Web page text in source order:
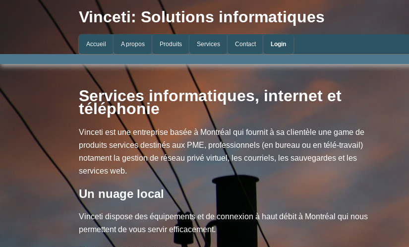
Vinceti: Solutions informatiques
Accueil A propos Produits Services Contact Login
Services informatiques, internet et
téléphonie
Vinceti est une entreprise basée à Montréal qui fournit à sa clientèle une game de
produits services destinés aux PME, professionnels (en bureau ou en télé-travail)
notament la gestion de réseau privé virtuel, les courriels, les sauvegardes et les
services web.
Un nuage local
Vinceti dispose des équipements et de connexion à haut débit à Montréal qui nous
permettent de vous servir efficacement.